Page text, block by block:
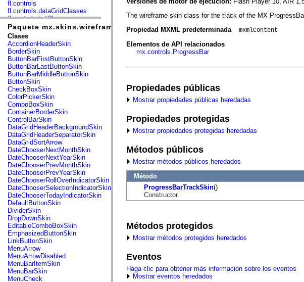
fl.controls
fl.controls.dataGridClasses
fl.controls.listClasses
fl.controls.progressBarClasses
fl.core
fl.data
fl.display
fl.events
fl.ik
fl.lang
fl.livepreview
fl.managers
fl.motion
fl.motion.easing
fl.rsl
fl.text
fl.transitions
fl.transitions.easing
fl.video
flash.accessibility
flash.concurrent
flash.crypto
flash.data
flash.desktop
flash.display
flash.display3D
flash.display3D.textures
flash.errors
flash.events
flash.external
flash.filesystem
flash.filters
flash.geom
flash.globalization
flash.html
flash.media
flash.net
Paquete mx.skins.wireframe
Clases
AccordionHeaderSkin
BorderSkin
ButtonBarFirstButtonSkin
ButtonBarLastButtonSkin
ButtonBarMiddleButtonSkin
ButtonSkin
CheckBoxSkin
ColorPickerSkin
ComboBoxSkin
ContainerBorderSkin
ControlBarSkin
DataGridHeaderBackgroundSkin
DataGridHeaderSeparatorSkin
DataGridSortArrow
DateChooserNextMonthSkin
DateChooserNextYearSkin
DateChooserPrevMonthSkin
DateChooserPrevYearSkin
DateChooserRollOverIndicatorSkin
DateChooserSelectionIndicatorSkin
DateChooserTodayIndicatorSkin
DefaultButtonSkin
DividerSkin
DropDownSkin
EditableComboBoxSkin
EmphasizedButtonSkin
LinkButtonSkin
MenuArrow
MenuArrowDisabled
MenuBarItemSkin
MenuBarSkin
MenuCheck
The wireframe skin class for the track of the MX
Propiedad MXML predeterminada
mxmlContent
Elementos de API relacionados
mx.controls.ProgressBar
Propiedades públicas
Mostrar propiedades públicas heredadas
Propiedades protegidas
Mostrar propiedades protegidas heredadas
Métodos públicos
Mostrar métodos públicos heredados
Método
ProgressBarTrackSkin()
Constructor.
Métodos protegidos
Mostrar métodos protegidos heredados
Eventos
Haga clic para obtener más información sobre los eventos
Mostrar eventos heredados